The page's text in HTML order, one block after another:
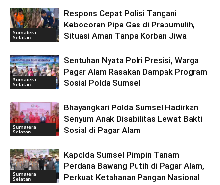
Sumatera
Selatan
Respons Cepat Polisi Tangani
Kebocoran Pipa Gas di Prabumulih,
Situasi Aman Tanpa Korban Jiwa
Sumatera
Selatan
Sentuhan Nyata Polri Presisi, Warga
Pagar Alam Rasakan Dampak Program
Sosial Polda Sumsel
Sumatera
Selatan
Bhayangkari Polda Sumsel Hadirkan
Senyum Anak Disabilitas Lewat Bakti
Sosial di Pagar Alam
Sumatera
Selatan
Kapolda Sumsel Pimpin Tanam
Perdana Bawang Putih di Pagar Alam,
Perkuat Ketahanan Pangan Nasional